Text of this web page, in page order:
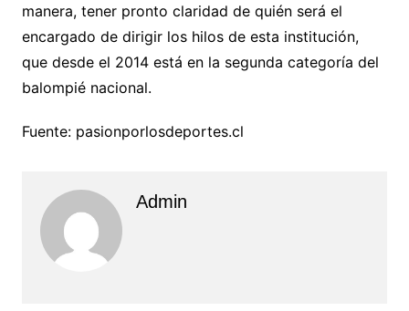
manera, tener pronto claridad de quién será el
encargado de dirigir los hilos de esta institución,
que desde el 2014 está en la segunda categoría del
balompié nacional.
Fuente: pasionporlosdeportes.cl
Admin